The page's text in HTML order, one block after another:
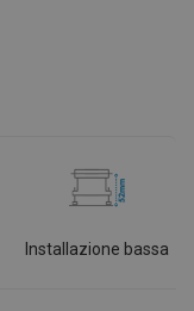
Installazione bassa